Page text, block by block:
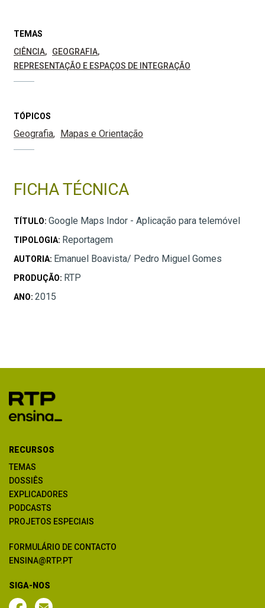
TEMAS
CIÊNCIA
GEOGRAFIA
REPRESENTAÇÃO E ESPAÇOS DE INTEGRAÇÃO
TÓPICOS
Geografia Mapas e Orientação
FICHA TÉCNICA
TÍTULO: Google Maps Indor - Aplicação para telemóvel
TIPOLOGIA: Reportagem
AUTORIA: Emanuel Boavista/ Pedro Miguel Gomes
PRODUÇÃO: RTP
ANO: 2015
RECURSOS
TEMAS
DOSSIÊS
EXPLICADORES
PODCASTS
PROJETOS ESPECIAIS
FORMULÁRIO DE CONTACTO
ENSINA@RTP.PT
SIGA-NOS